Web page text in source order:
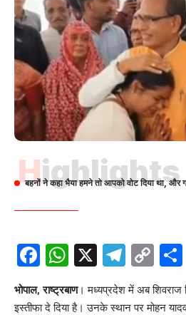
Highlights
बहनों ने कहा भैया हमने तो आपको वोट दिया था, और
Facebook
WhatsApp
X
भोपाल, राष्ट्रबाण। मध्यप्रदेश में अब शिवराज
इस्तीफा दे दिया है। उनके स्थान पर मोहन